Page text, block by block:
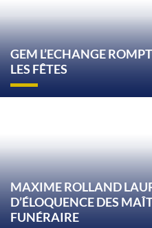
GEM L’ECHANGE
LES FÊTES
MAXIME ROLLAND
D’ÉLOQUENCE DES
FUNÉRAIRE